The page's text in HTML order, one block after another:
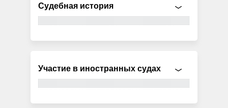
Судебная история
Участие в иностранных судах